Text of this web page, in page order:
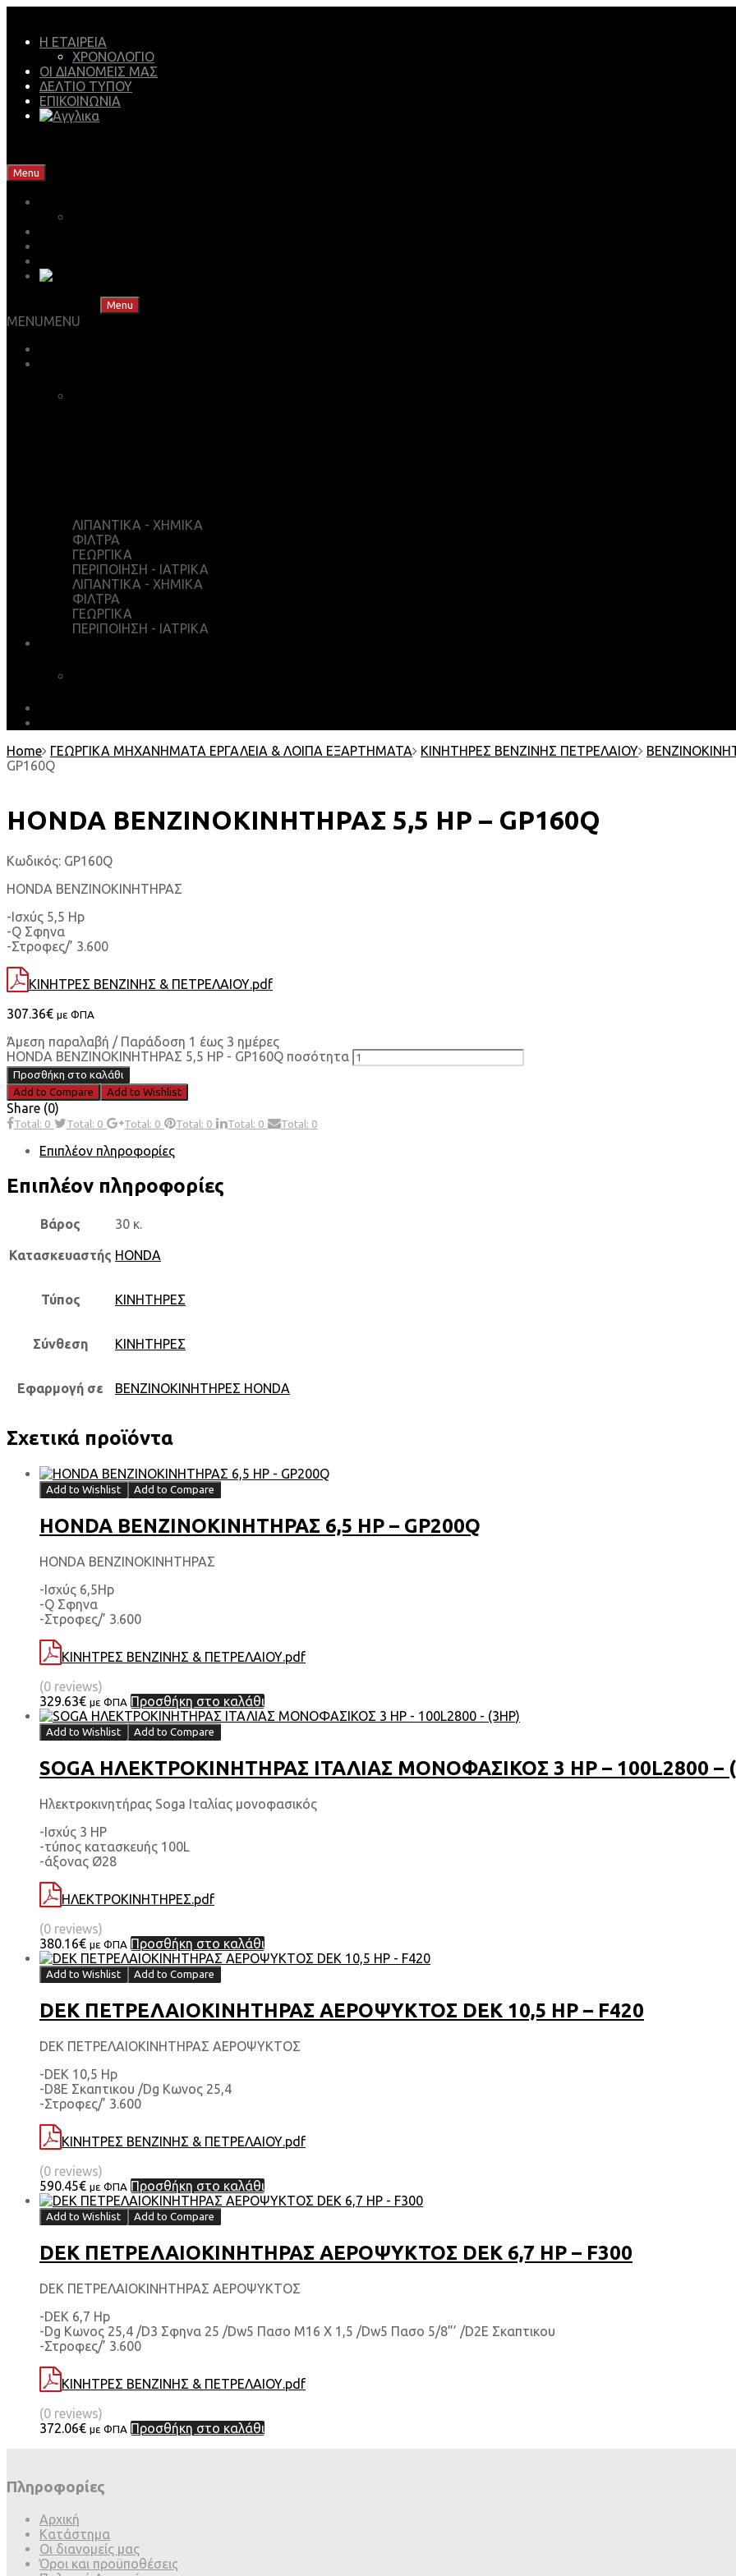
Η ΕΤΑΙΡΕΙΑ
ΧΡΟΝΟΛΟΓΙΟ
ΟΙ ΔΙΑΝΟΜΕΙΣ ΜΑΣ
ΔΕΛΤΙΟ ΤΥΠΟΥ
ΕΠΙΚΟΙΝΩΝΙΑ
Menu
Menu
MENUMENU
ΛΙΠΑΝΤΙΚΑ - ΧΗΜΙΚΑ
ΦΙΛΤΡΑ
ΓΕΩΡΓΙΚΑ
ΠΕΡΙΠΟΙΗΣΗ - ΙΑΤΡΙΚΑ
ΛΙΠΑΝΤΙΚΑ - ΧΗΜΙΚΑ
ΦΙΛΤΡΑ
ΓΕΩΡΓΙΚΑ
ΠΕΡΙΠΟΙΗΣΗ - ΙΑΤΡΙΚΑ
Home
ΓΕΩΡΓΙΚΑ ΜΗΧΑΝΗΜΑΤΑ ΕΡΓΑΛΕΙΑ & ΛΟΙΠΑ ΕΞΑΡΤΗΜΑΤΑ ΚΙΝΗΤΗΡΕΣ ΒΕΝΖΙΝΗΣ ΠΕΤΡΕΛΑΙΟΥ
GP160Q
HONDA ΒΕΝΖΙΝΟΚΙΝΗΤΗΡΑΣ 5,5 HP – GP160Q
Κωδικός: GP160Q
HONDA ΒΕΝΖΙΝΟΚΙΝΗΤΗΡΑΣ
-Ισχύς 5,5 Hp
-Q Σφηνα
-Στροφες/’ 3.600
ΚΙΝΗΤΡΕΣ ΒΕΝΖΙΝΗΣ & ΠΕΤΡΕΛΑΙΟΥ.pdf
307.36€ με ΦΠΑ
Άμεση παραλαβή / Παράδοση 1 έως 3 ημέρες
HONDA ΒΕΝΖΙΝΟΚΙΝΗΤΗΡΑΣ 5,5 HP - GP160Q ποσότητα
Προσθήκη στο καλάθι
Add to Compare
Add to Wishlist
Share (0)
Total: 0 Total: 0 Total: 0 Total: 0 Total: 0 Total: 0
Επιπλέον πληροφορίες
Επιπλέον πληροφορίες
Βάρος 30 κ.
Κατασκευαστής HONDA
Τύπος ΚΙΝΗΤΗΡΕΣ
Σύνθεση ΚΙΝΗΤΗΡΕΣ
Εφαρμογή σε ΒΕΝΖΙΝΟΚΙΝΗΤΗΡΕΣ HONDA
Σχετικά προϊόντα
Add to Wishlist Add to Compare
HONDA ΒΕΝΖΙΝΟΚΙΝΗΤΗΡΑΣ 6,5 HP – GP200Q
HONDA ΒΕΝΖΙΝΟΚΙΝΗΤΗΡΑΣ
-Ισχύς 6,5Hp
-Q Σφηνα
-Στροφες/’ 3.600
ΚΙΝΗΤΡΕΣ ΒΕΝΖΙΝΗΣ & ΠΕΤΡΕΛΑΙΟΥ.pdf
(0 reviews)
329.63€ με ΦΠΑ Προσθήκη στο καλάθι
Add to Wishlist Add to Compare
SOGA ΗΛΕΚΤΡΟΚΙΝΗΤΗΡΑΣ ΙΤΑΛΙΑΣ ΜΟΝΟΦΑΣΙΚΟΣ 3 HP – 100L2800 –
Ηλεκτροκινητήρας Soga Ιταλίας μονοφασικός
-Ισχύς 3 HP
-τύπος κατασκευής 100L
-άξονας Ø28
ΗΛΕΚΤΡΟΚΙΝΗΤΗΡΕΣ.pdf
(0 reviews)
380.16€ με ΦΠΑ Προσθήκη στο καλάθι
Add to Wishlist Add to Compare
DEK ΠΕΤΡΕΛΑΙΟΚΙΝΗΤΗΡΑΣ ΑΕΡΟΨΥΚΤΟΣ DEK 10,5 HP – F420
DEK ΠΕΤΡΕΛΑΙΟΚΙΝΗΤΗΡΑΣ ΑΕΡΟΨΥΚΤΟΣ
-DEK 10,5 Hp
-D8E Σκαπτικου /Dg Κωνος 25,4
-Στροφες/’ 3.600
ΚΙΝΗΤΡΕΣ ΒΕΝΖΙΝΗΣ & ΠΕΤΡΕΛΑΙΟΥ.pdf
(0 reviews)
590.45€ με ΦΠΑ Προσθήκη στο καλάθι
Add to Wishlist Add to Compare
DEK ΠΕΤΡΕΛΑΙΟΚΙΝΗΤΗΡΑΣ ΑΕΡΟΨΥΚΤΟΣ DEK 6,7 HP – F300
DEK ΠΕΤΡΕΛΑΙΟΚΙΝΗΤΗΡΑΣ ΑΕΡΟΨΥΚΤΟΣ
-DEK 6,7 Hp
-Dg Κωνος 25,4 /D3 Σφηνα 25 /Dw5 Πασο M16 X 1,5 /Dw5 Πασο 5/8”’ /D2E Σκαπτικου
-Στροφες/’ 3.600
ΚΙΝΗΤΡΕΣ ΒΕΝΖΙΝΗΣ & ΠΕΤΡΕΛΑΙΟΥ.pdf
(0 reviews)
372.06€ με ΦΠΑ Προσθήκη στο καλάθι
Πληροφορίες
Αρχική
Κατάστημα
Οι διανομείς μας
Όροι και προϋποθέσεις